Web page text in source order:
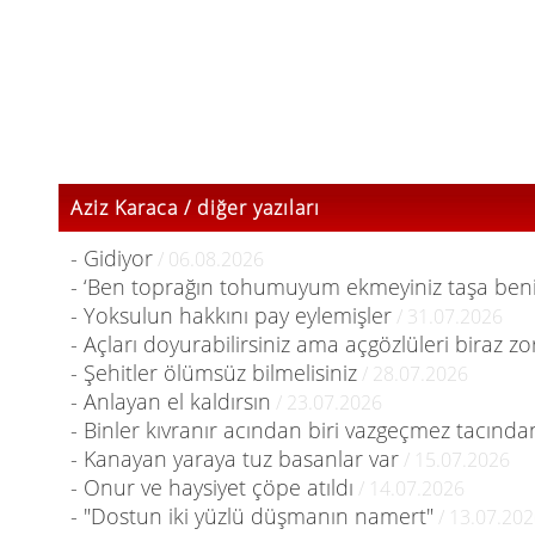
Aziz Karaca / diğer yazıları
- Gidiyor / 06.08.2026
- ‘Ben toprağın tohumuyum ekmeyiniz taşa
- Yoksulun hakkını pay eylemişler / 31.07.2026
- Açları doyurabilirsiniz ama açgözlüleri biraz
- Şehitler ölümsüz bilmelisiniz / 28.07.2026
- Anlayan el kaldırsın / 23.07.2026
- Binler kıvranır acından biri vazgeçmez
- Kanayan yaraya tuz basanlar var / 15.07.2026
- Onur ve haysiyet çöpe atıldı / 14.07.2026
- "Dostun iki yüzlü düşmanın namert" /